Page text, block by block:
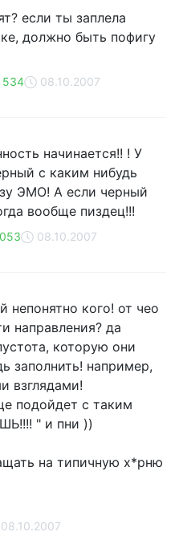
если ты заплела
должно быть пофигу
534 08.10.2007
начинается!! ! У
с каким нибудь
ЭМО! А если черный
вообще пиздец!!!
08.10.2007
кого! от чео
направления? да
которую они
заполнить! например,
взглядами!
подойдет с таким
" и пни ))
на типичную х*рню
08.10.2007